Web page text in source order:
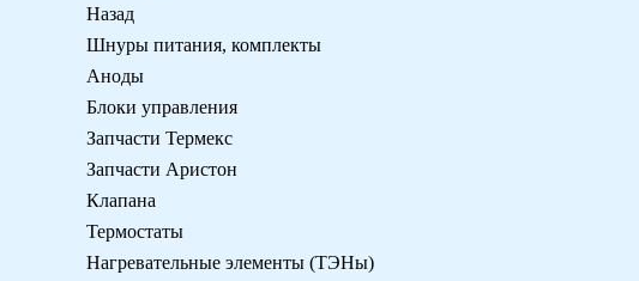
Назад
Шнуры питания, комплекты
Аноды
Блоки управления
Запчасти Термекс
Запчасти Аристон
Клапана
Термостаты
Нагревательные элементы (ТЭНы)